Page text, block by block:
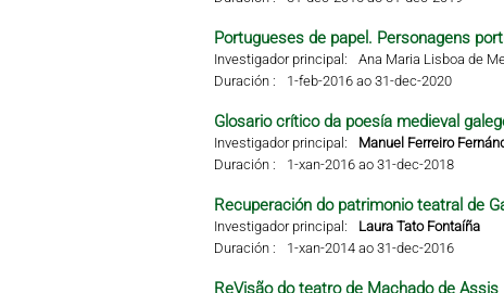
Portugueses de papel. Personagens
Investigador principal: Ana Maria Lisboa de
Duración :
1-feb-2016 ao 31-dec-2020
Glosario crítico da poesía medieval
Investigador principal:
Manuel Ferreiro
Duración :
1-xan-2016 ao 31-dec-2018
Recuperación do patrimonio teatral de
Investigador principal:
Laura Tato Fontaíña
Duración :
1-xan-2014 ao 31-dec-2016
ReVisão do teatro de Machado de Assis